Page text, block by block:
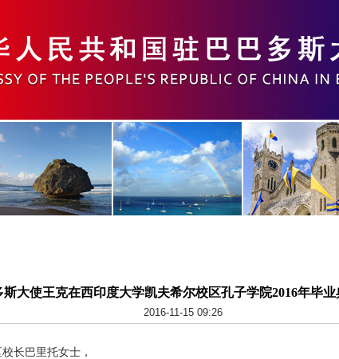
斯大使王克在西印度大学凯夫希尔校区孔子学院2016年毕
2016-11-15 09:26
长巴里托女士，